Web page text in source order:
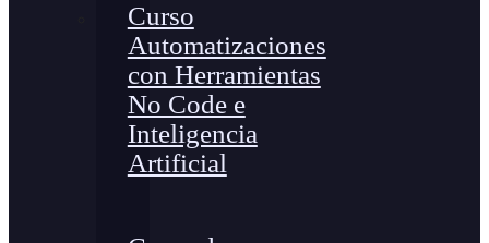
Curso
Automatizaciones
con Herramientas
No Code e
Inteligencia
Artificial